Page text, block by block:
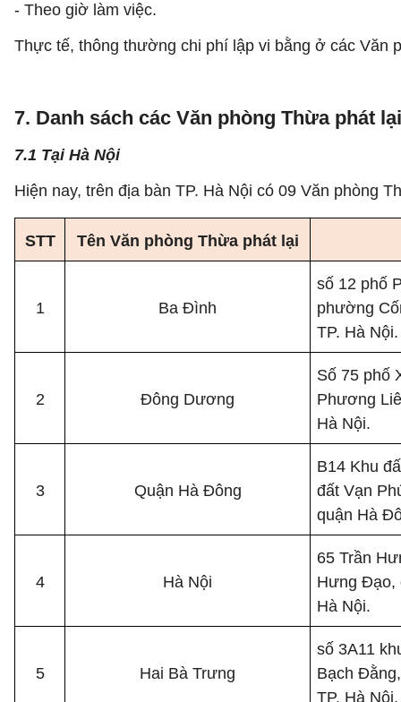
- Theo giờ làm việc.
Thực tế, thông thường chi phí lập vi bằng ở các Văn
7. Danh sách các Văn phòng Thừa phát
7.1 Tại Hà Nội
Hiện nay, trên địa bàn TP. Hà Nội có 09 Văn phòng
STT Tên Văn phòng Thừa phát lại
1 Ba Đình
số 12 phố
phường
TP. Hà Nội.
2 Đông Dương
Số 75 phố
Phương
Hà Nội.
3 Quận Hà Đông
B14 Khu
đất Vạn
quận Hà
4 Hà Nội
65 Trần
Hưng Đạo,
Hà Nội.
5 Hai Bà Trưng
số 3A11
Bạch
TP. Hà Nội.